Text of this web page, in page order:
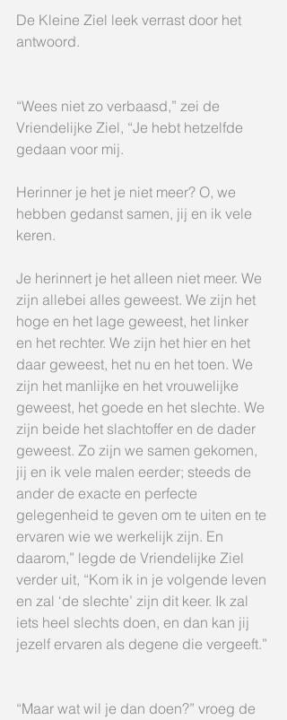
De Kleine Ziel leek verrast door het
antwoord.
“Wees niet zo verbaasd,” zei de
Vriendelijke Ziel, “Je hebt hetzelfde
gedaan voor mij.
Herinner je het je niet meer? O, we
hebben gedanst samen, jij en ik vele
keren.
Je herinnert je het alleen niet meer. We
zijn allebei alles geweest. We zijn het
hoge en het lage geweest, het linker
en het rechter. We zijn het hier en het
daar geweest, het nu en het toen. We
zijn het manlijke en het vrouwelijke
geweest, het goede en het slechte. We
zijn beide het slachtoffer en de dader
geweest. Zo zijn we samen gekomen,
jij en ik vele malen eerder; steeds de
ander de exacte en perfecte
gelegenheid te geven om te uiten en te
ervaren wie we werkelijk zijn. En
daarom,” legde de Vriendelijke Ziel
verder uit, “Kom ik in je volgende leven
en zal ‘de slechte’ zijn dit keer. Ik zal
iets heel slechts doen, en dan kan jij
jezelf ervaren als degene die vergeeft.”
“Maar wat wil je dan doen?” vroeg de